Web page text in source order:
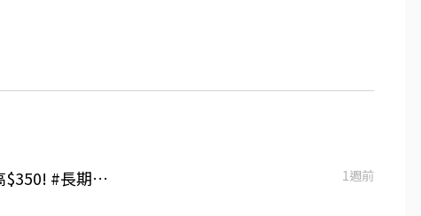
👍 夜貓族看這邊! 🐱蝦皮夜班智取店🦐薪資最高$350! #長期兼職 #須跑點
1週前